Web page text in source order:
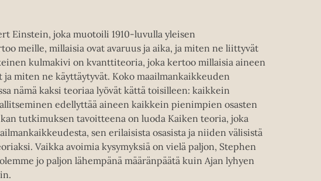
Einstein, joka muotoili 1910-luvulla yleisen
meille, millaisia ovat avaruus ja aika, ja miten ne liittyvät
kulmakivi on kvanttiteoria, joka kertoo millaisia aineen
ja miten ne käyttäytyvät. Koko maailmankaikkeuden
nämä kaksi teoriaa lyövät kättä toisilleen: kaikkein
edellyttää aineen kaikkein pienimpien osasten
tutkimuksen tavoitteena on luoda Kaiken teoria, joka
sen erilaisista osasista ja niiden välisistä
Vaikka avoimia kysymyksiä on vielä paljon, Stephen
jo paljon lähempänä määränpäätä kuin Ajan lyhyen